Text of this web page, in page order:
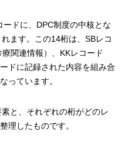
ドに、DPC制度の中核とな
ます。この14桁は、SBレコ
関連情報）、KKレコード
ドに記録された内容を組み合
っています。
と、それぞれの桁がどのレ
理したものです。